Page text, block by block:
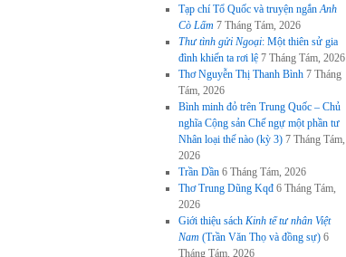
Tạp chí Tổ Quốc và truyện ngắnAnh
Cò Lấm 7 Tháng Tám, 2026
Thư tình gửi Ngoại: Một thiên sử gia
đình khiến ta rơi lệ 7 Tháng Tám, 2026
Thơ Nguyễn Thị Thanh Bình 7 Tháng
Tám, 2026
Bình minh đỏ trên Trung Quốc – Chủ
nghĩa Cộng sản Chế ngự một phần tư
Nhân loại thế nào (kỳ 3) 7 Tháng Tám,
2026
Trần Dần 6 Tháng Tám, 2026
Thơ Trung Dũng Kqđ 6 Tháng Tám,
2026
Giới thiệu sách Kinh tế tư nhân Việt
Nam (Trần Văn Thọ và đồng sự) 6
Tháng Tám, 2026